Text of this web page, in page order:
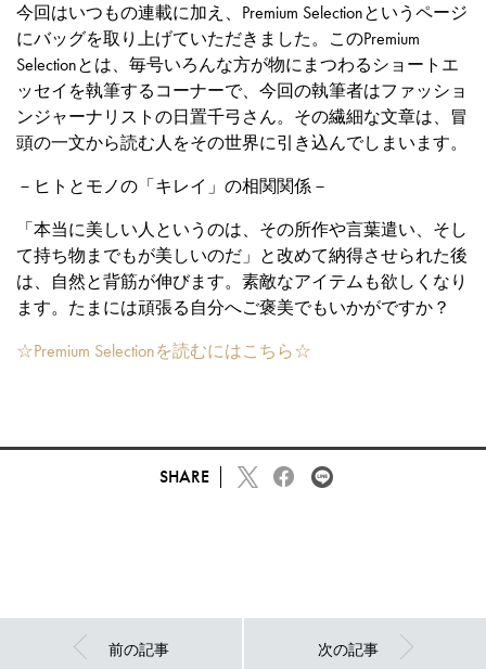
今回はいつもの連載に加え、Premium Selectionというページ
にバッグを取り上げていただきました。このPremium
Selectionとは、毎号いろんな方が物にまつわるショートエ
ッセイを執筆するコーナーで、今回の執筆者はファッショ
ンジャーナリストの日置千弓さん。その繊細な文章は、冒
頭の一文から読む人をその世界に引き込んでしまいます。
－ヒトとモノの「キレイ」の相関関係－
「本当に美しい人というのは、その所作や言葉遣い、そし
て持ち物までもが美しいのだ」と改めて納得させられた後
は、自然と背筋が伸びます。素敵なアイテムも欲しくなり
ます。たまには頑張る自分へご褒美でもいかがですか？
☆Premium Selectionを読むにはこちら☆
SHARE
前の記事 次の記事